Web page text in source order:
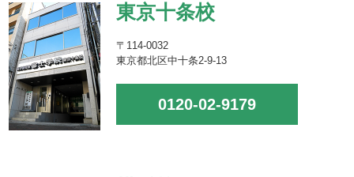
東京十条校
〒114-0032
東京都北区中十条2-9-13
0120-02-9179